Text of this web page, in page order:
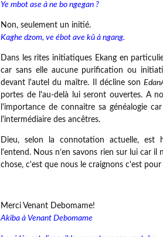
Ye mbot ase à ne bo ngegan ?
Non, seulement un initié.
Kaghe dzom, ve ébot ave kû à ngang.
Dans les rites initiatiques Ekang en
car sans elle aucune purification ou
devant l'autel du maître. Il décline son
portes de l'au-delà lui seront ouvertes. A
l'importance de connaitre sa généalogie
l'intermédiaire des ancêtres.
Dieu, selon la connotation actuelle, est
l'entend. Nous n’en savons rien sur lui car il
chose, c'est que nous le craignons c'est
Merci Venant Debomame!
Akiba à Venant Debomame